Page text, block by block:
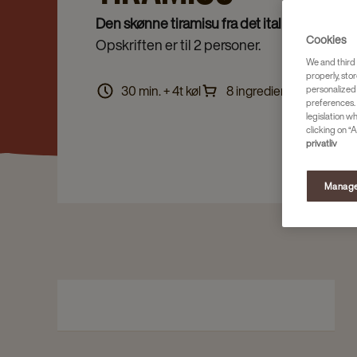
Den skønne tiramisu fra det italienske
Opskriften er til 2 personer.
30 min. + 4t køl 8 ingredienser
Cookies
We and
properly,
legislation
clicking on
privatliv